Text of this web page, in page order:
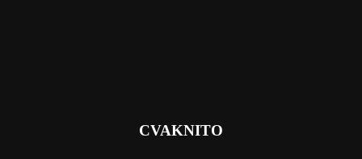
CVAKNITO